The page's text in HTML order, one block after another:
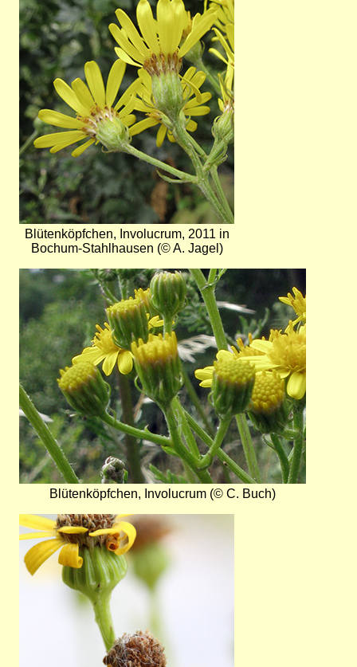
Blütenköpfchen, Involucrum, 2011 in
Bochum-Stahlhausen (© A. Jagel)
Bild
Blütenköpfchen, Involucrum (© C. Buch)
Bild